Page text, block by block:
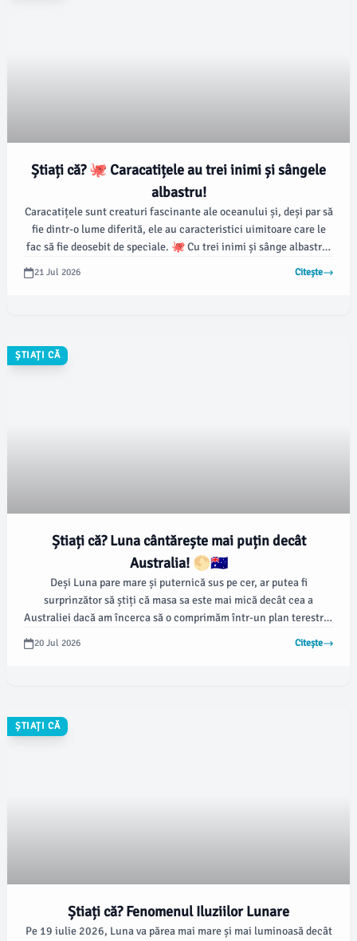
Știați că? 🐙 Caracatițele au trei inimi și sângele
albastru!
Caracatițele sunt creaturi fascinante ale oceanului și, deși par să
fie dintr-o lume diferită, ele au caracteristici uimitoare care le
fac să fie deosebit de speciale. 🐙 Cu trei inimi și sânge albastru,
21 Jul 2026 Citește
ȘTIAȚI CĂ
Știați că? Luna cântărește mai puțin decât
Australia! 🌕🇦🇺
Deși Luna pare mare și puternică sus pe cer, ar putea fi
surprinzător să știți că masa sa este mai mică decât cea a
Australiei dacă am încerca să o comprimăm într-un plan terestru!
Această curiozitate uimitoare ne face să reconsiderăm proporțiile
20 Jul 2026 Citește
ȘTIAȚI CĂ
Știați că? Fenomenul Iluziilor Lunare
Pe 19 iulie 2026, Luna va părea mai mare și mai luminoasă decât